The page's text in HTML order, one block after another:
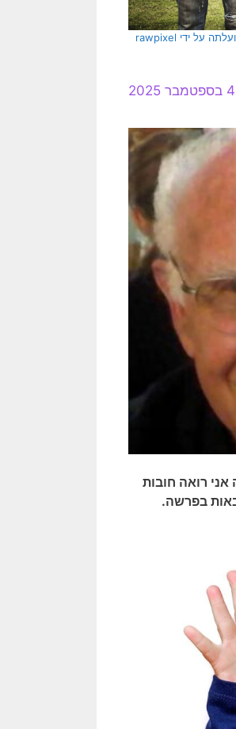
[בתמונה: המצוות והחובות שחייבים לציית להם… תמונה חופשית – CC0 Creative Commons – שעוצבה והועלתה על ידי rawpixel
רואה חובות
בפרשה.